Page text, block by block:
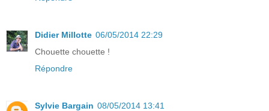
Didier Millotte 06/05/2014 22:29
Chouette chouette !
Répondre
Sylvie Bargain 08/05/2014 13:41